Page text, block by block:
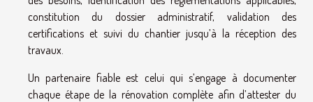
constitution du dossier administratif, validation des
certifications et suivi du chantier jusqu’à la réception des
travaux.
Un partenaire fiable est celui qui s’engage à documenter
chaque étape de la rénovation complète afin d’attester du